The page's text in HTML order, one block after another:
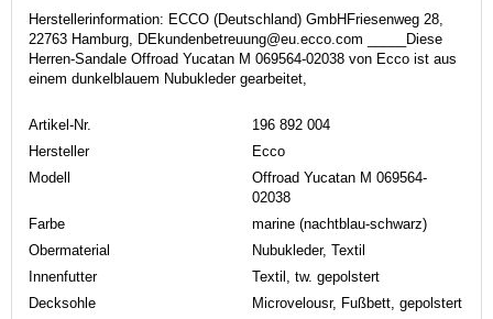
Herstellerinformation: ECCO (Deutschland) GmbHFriesenweg 28,
22763 Hamburg, DEkundenbetreuung@eu.ecco.com _____Diese
Herren-Sandale Offroad Yucatan M 069564-02038 von Ecco ist aus
einem dunkelblauem Nubukleder gearbeitet,
Artikel-Nr.
196 892 004
Hersteller
Ecco
Modell
Offroad Yucatan M 069564-
02038
Farbe
marine (nachtblau-schwarz)
Obermaterial
Nubukleder, Textil
Innenfutter
Textil, tw. gepolstert
Decksohle
Microvelousr, Fußbett, gepolstert